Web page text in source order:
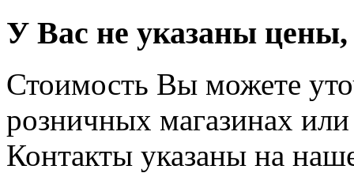
У Вас не указаны цены,
Стоимость Вы можете
розничных магазинах
Контакты указаны на